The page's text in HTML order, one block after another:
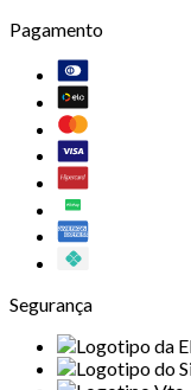
Pagamento
Segurança